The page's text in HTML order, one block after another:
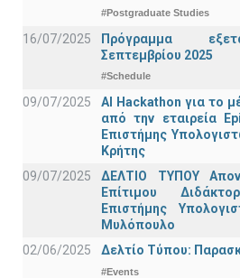
#Postgraduate Studies
16/07/2025
Πρόγραμμα
Σεπτεμβρίου 2025
#Schedule
09/07/2025
AI Hackathon για το
από την εταιρεία
Επιστήμης
Κρήτης
09/07/2025
ΔΕΛΤΙΟ ΤΥΠΟΥ
Επίτιμου
Επιστήμης
Μυλόπουλο
02/06/2025
Δελτίο Τύπου:
#Events